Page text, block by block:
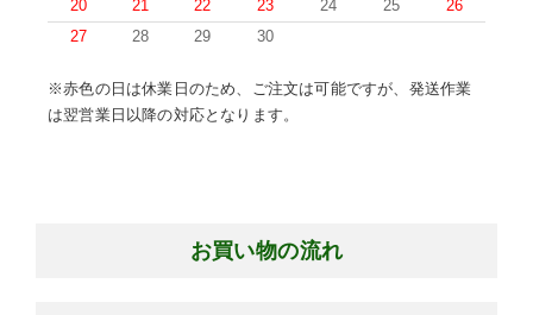
20
21 22 23 24 25
26
27
28 29 30
※赤色の日は休業日のため、ご注文は可能ですが、発送作業
は翌営業日以降の対応となります。
お買い物の流れ